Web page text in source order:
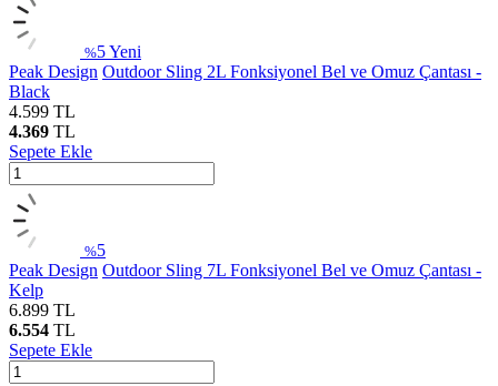
%5Yeni
Peak Design Outdoor Sling 2L Fonksiyonel Bel ve Omuz Çantası -
Black
4.599 TL
4.369 TL
Sepete Ekle
%5
Peak Design Outdoor Sling 7L Fonksiyonel Bel ve Omuz Çantası -
Kelp
6.899 TL
6.554 TL
Sepete Ekle